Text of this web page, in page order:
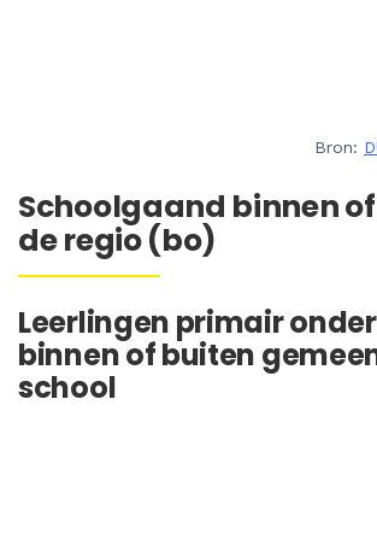
Bron:
Schoolgaand binnen
de regio (bo)
Leerlingen primair
binnen of buiten
school